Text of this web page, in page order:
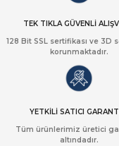
TEK TIKLA GÜVENLİ
128 Bit SSL sertifikası ve 3D
korunmaktadır.
YETKİLİ SATICI
Tüm ürünlerimiz üretici
altındadır.